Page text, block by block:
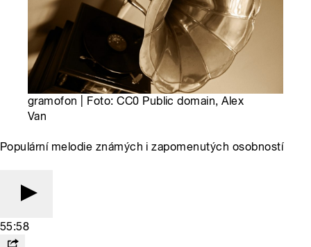
gramofon | Foto: CC0 Public domain, Alex
Van
Populární melodie známých i zapomenutých osobností
55:58